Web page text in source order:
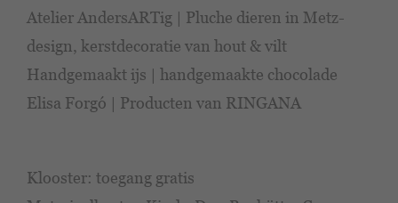
Atelier AndersARTig | Pluche dieren in Metz-
design, kerstdecoratie van hout & vilt
Handgemaakt ijs | handgemaakte chocolade
Elisa Forgó | Producten van RINGANA
Klooster: toegang gratis